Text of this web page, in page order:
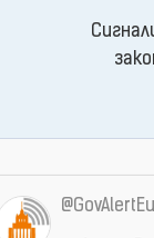
@GovAlertEu